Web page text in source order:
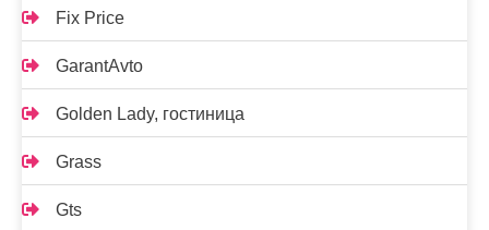
Fix Price
GarantAvto
Golden Lady, гостиница
Grass
Gts